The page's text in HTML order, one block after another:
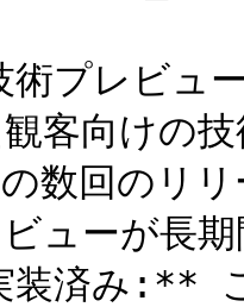
プレビュ
客向けの
数回のリ
ューが長
済み:** こ